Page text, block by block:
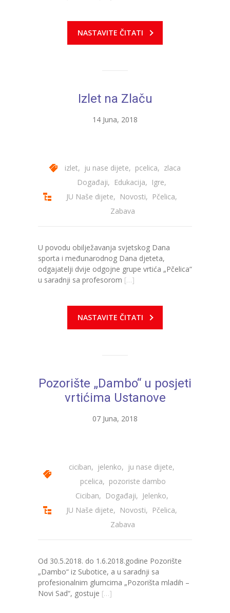
-- Jelovnik za djecu
Mala škola sporta
NASTAVITE ČITATI
Izlet na Zlaču
14 Juna, 2018
izlet, ju nase dijete, pcelica, zlaca
Događaji, Edukacija, Igre,
JU Naše dijete, Novosti, Pčelica,
Zabava
U povodu obilježavanja svjetskog Dana
sporta i međunarodnog Dana djeteta,
odgajatelji dvije odgojne grupe vrtića „Pčelica“
u saradnji sa profesorom […]
NASTAVITE ČITATI
Pozorište „Dambo“ u posjeti
vrtićima Ustanove
07 Juna, 2018
ciciban, jelenko, ju nase dijete,
pcelica, pozoriste dambo
Ciciban, Događaji, Jelenko,
JU Naše dijete, Novosti, Pčelica,
Zabava
Od 30.5.2018. do 1.6.2018.godine Pozorište
„Dambo“ iz Subotice, a u saradnji sa
profesionalnim glumcima „Pozorišta mladih –
Novi Sad“, gostuje […]